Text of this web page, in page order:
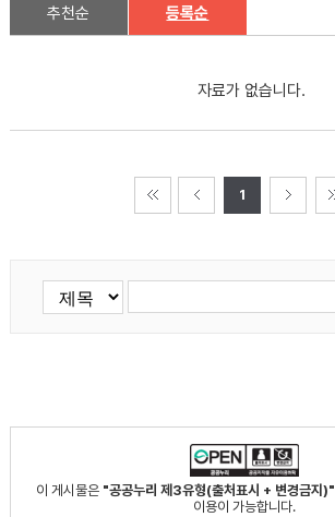
추천순 등록순
자료가 없습니다.
1
이 게시물은 "공공누리 제3유형(출처표시 + 변경금지)"
이용이 가능합니다.